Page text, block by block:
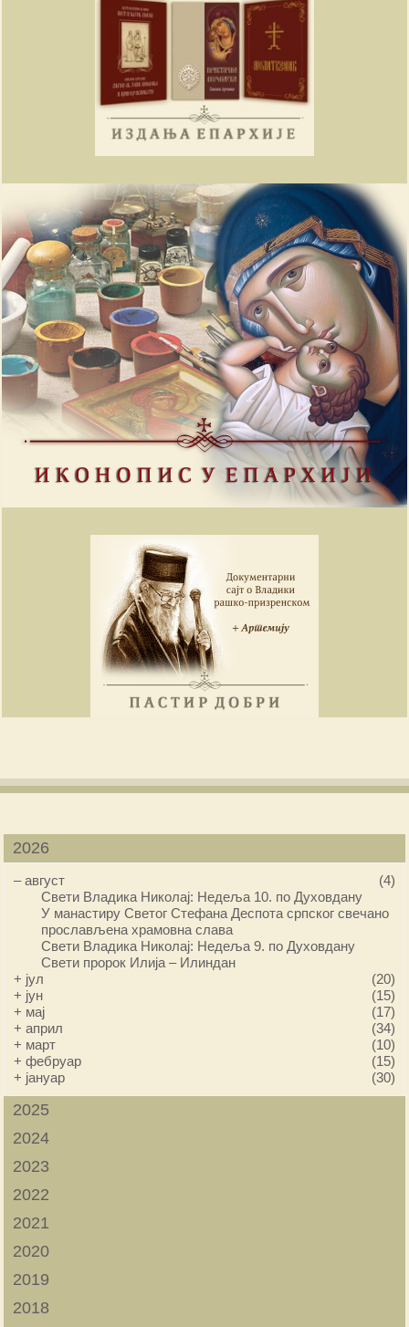
2026
–август
(4)
Свети Владика Николај: Недеља 10. по Духовдану
У манастиру Светог Стефана Деспота српског свечано
прослављена храмовна слава
Свети Владика Николај: Недеља 9. по Духовдану
Свети пророк Илија – Илиндан
+ јул
(20)
+ јун
(15)
+ мај
(17)
+април
(34)
+ март
(10)
+фебруар
(15)
+ јануар (30)
2025
2024
2023
2022
2021
2020
2019
2018